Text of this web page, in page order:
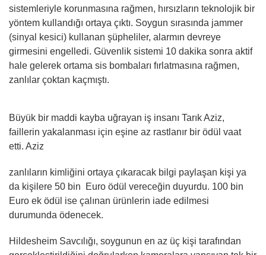
sistemleriyle korunmasına rağmen, hırsızların teknolojik bir
yöntem kullandığı ortaya çıktı. Soygun sırasında jammer
(sinyal kesici) kullanan şüpheliler, alarmın devreye
girmesini engelledi. Güvenlik sistemi 10 dakika sonra aktif
hale gelerek ortama sis bombaları fırlatmasına rağmen,
zanlılar çoktan kaçmıştı.
Büyük bir maddi kayba uğrayan iş insanı Tarık Aziz,
faillerin yakalanması için eşine az rastlanır bir ödül vaat
etti. Aziz
zanlıların kimliğini ortaya çıkaracak bilgi paylaşan kişi ya
da kişilere 50 bin Euro ödül vereceğin duyurdu. 100 bin
Euro ek ödül ise çalınan ürünlerin iade edilmesi
durumunda ödenecek.
Hildesheim Savcılığı, soygunun en az üç kişi tarafından